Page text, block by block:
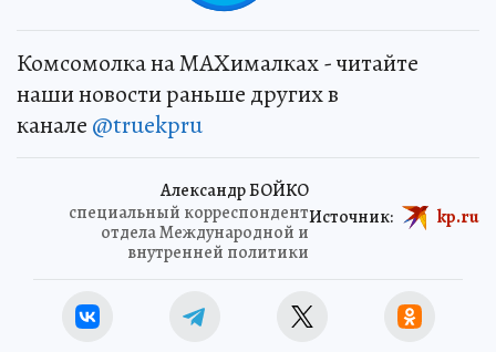
Комсомолка на MAXималках - читайте
наши новости раньше других в
канале @truekpru
Александр БОЙКО
специальный корреспондент
отдела Международной и
внутренней политики
Источник: kp.ru